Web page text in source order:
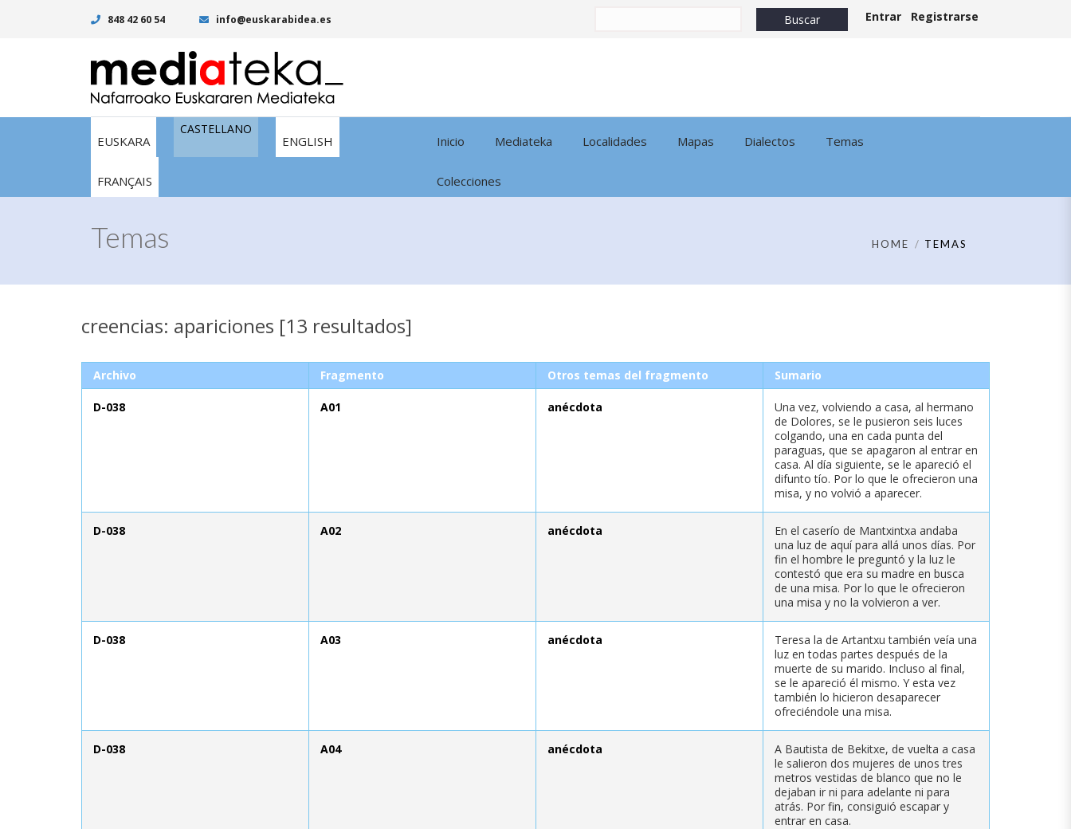
848 42 60 54 info@euskarabidea.es Entrar Registrarse
EUSKARA
CASTELLANO
ENGLISH
FRANÇAIS
Inicio Mediateka Localidades Mapas Dialectos Temas
Colecciones
Temas HOME TEMAS
creencias: apariciones [13 resultados]
Archivo Fragmento Otros temas del fragmento Sumario
D-038 A01 anécdota
Una vez, volviendo a casa, al hermano
de Dolores, se le pusieron seis luces
colgando, una en cada punta del
paraguas, que se apagaron al entrar en
casa. Al día siguiente, se le apareció el
difunto tío. Por lo que le ofrecieron una
misa, y no volvió a aparecer.
D-038 A02 anécdota
En el caserío de Mantxintxa andaba
una luz de aquí para allá unos días. Por
fin el hombre le preguntó y la luz le
contestó que era su madre en busca
de una misa. Por lo que le ofrecieron
una misa y no la volvieron a ver.
D-038 A03 anécdota
Teresa la de Artantxu también veía una
luz en todas partes después de la
muerte de su marido. Incluso al final,
se le apareció él mismo. Y esta vez
también lo hicieron desaparecer
ofreciéndole una misa.
D-038 A04 anécdota
A Bautista de Bekitxe, de vuelta a casa
le salieron dos mujeres de unos tres
metros vestidas de blanco que no le
dejaban ir ni para adelante ni para
atrás. Por fin, consiguió escapar y
entrar en casa.